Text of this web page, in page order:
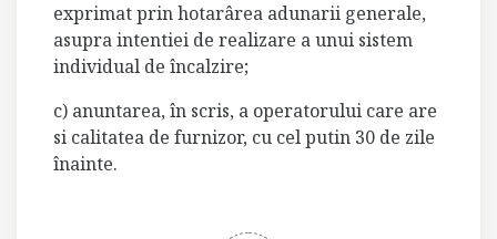
exprimat prin hotarârea adunarii generale,
asupra intentiei de realizare a unui sistem
individual de încalzire;
c) anuntarea, în scris, a operatorului care are
si calitatea de furnizor, cu cel putin 30 de zile
înainte.